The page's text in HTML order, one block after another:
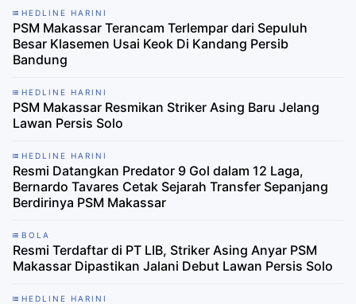
HEDLINE HARINI
PSM Makassar Terancam Terlempar dari Sepuluh
Besar Klasemen Usai Keok Di Kandang Persib
Bandung
HEDLINE HARINI
PSM Makassar Resmikan Striker Asing Baru Jelang
Lawan Persis Solo
HEDLINE HARINI
Resmi Datangkan Predator 9 Gol dalam 12 Laga,
Bernardo Tavares Cetak Sejarah Transfer Sepanjang
Berdirinya PSM Makassar
BOLA
Resmi Terdaftar di PT LIB, Striker Asing Anyar PSM
Makassar Dipastikan Jalani Debut Lawan Persis Solo
HEDLINE HARINI